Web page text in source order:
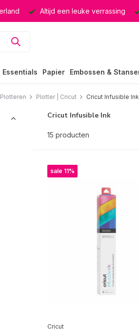
Keuze uit ruim 40.000 producten
Essentials Papier Embossen &
Plotteren Plotter | Cricut Cricut Infusible Ink
Cricut Infusible Ink
15 producten
sale 11%
Cricut